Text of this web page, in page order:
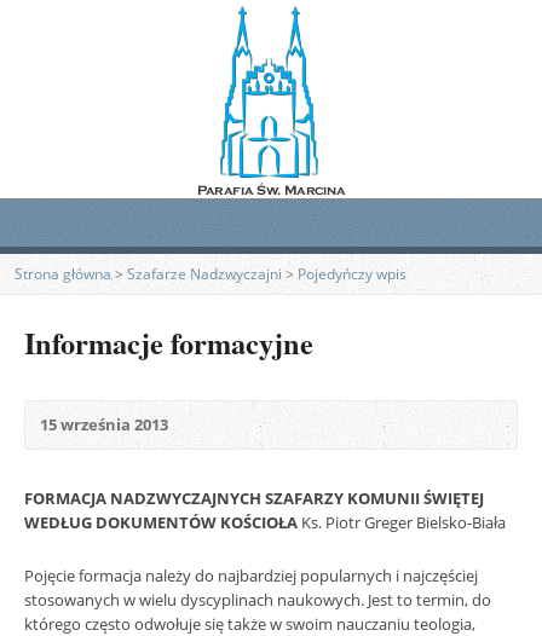
Strona główna> Szafarze Nadzwyczajni > Pojedyńczy wpis
Informacje formacyjne
15 września 2013
FORMACJA NADZWYCZAJNYCH SZAFARZY KOMUNII ŚWIĘTEJ
WEDŁUG DOKUMENTÓW KOŚCIOŁA Ks. Piotr Greger Bielsko-Biała
Pojęcie formacja należy do najbardziej popularnych i najczęściej
stosowanych w wielu dyscyplinach naukowych. Jest to termin, do
którego często odwołuje się także w swoim nauczaniu teologia,